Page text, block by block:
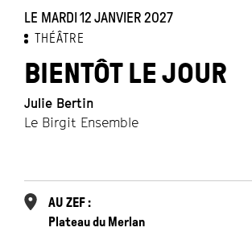
LE MARDI 12 JANVIER 2027
THÉÂTRE
BIENTÔT LE JOUR
Julie Bertin
Le Birgit Ensemble
AU ZEF :
Plateau du Merlan